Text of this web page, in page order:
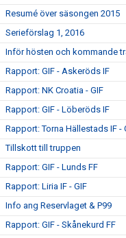
Resumé över säsongen 2015
Serieförslag 1, 2016
Inför hösten och kommande
Rapport: GIF - Askeröds IF
Rapport: NK Croatia - GIF
Rapport: GIF - Löberöds IF
Rapport: Torna Hällestads IF -
Tillskott till truppen
Rapport: GIF - Lunds FF
Rapport: Liria IF - GIF
Info ang Reservlaget & P99
Rapport: GIF - Skånekurd FF